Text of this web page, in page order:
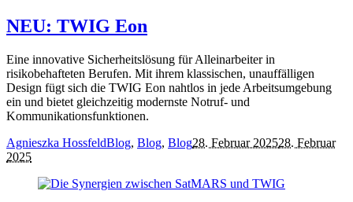
NEU: TWIG Eon
Eine innovative Sicherheitslösung für Alleinarbeiter in
risikobehafteten Berufen. Mit ihrem klassischen, unauffälligen
Design fügt sich die TWIG Eon nahtlos in jede Arbeitsumgebung
ein und bietet gleichzeitig modernste Notruf- und
Kommunikationsfunktionen.
Agnieszka HossfeldBlog, Blog, Blog28. Februar 202528. Februar
2025